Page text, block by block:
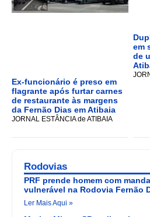
Ex-funcionário é preso em
flagrante após furtar carnes
de restaurante às margens
da Fernão Dias em Atibaia
JORNAL ESTÂNCIA de ATIBAIA
em
de
Rodovias
PRF prende homem com
vulnerável na Rodovia Fernão
Ler Mais Aqui »